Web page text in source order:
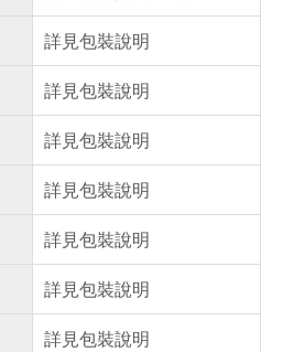
詳見包裝說明
詳見包裝說明
詳見包裝說明
詳見包裝說明
詳見包裝說明
詳見包裝說明
詳見包裝說明